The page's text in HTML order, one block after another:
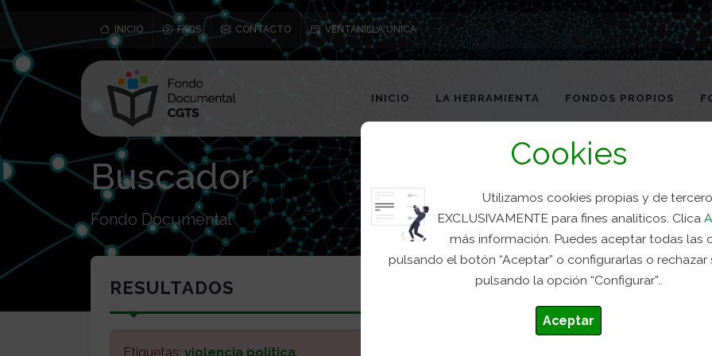
Cookies
Utilizamos cookies propias y de
EXCLUSIVAMENTE para fines analíticos. Clica
más información. Puedes aceptar todas las
pulsando el botón “Aceptar” o configurarlas o rechazar
pulsando la opción “Configurar”..
Aceptar
INICIO FAQS CONTACTO VENTANILLA UNICA
INICIO LA HERRAMIENTA FONDOS PROPIOS
Buscador
Fondo Documental
RESULTADOS
Etiquetas: violencia política.